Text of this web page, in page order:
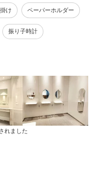
け ペーパーホルダー
振り子時計
れました